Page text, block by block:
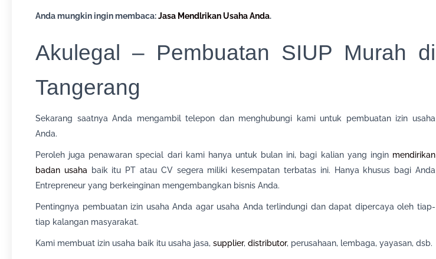
Anda mungkin ingin membaca:Jasa Mendlrikan Usaha Anda.
Akulegal – Pembuatan SIUP Murah di
Tangerang
Sekarang saatnya Anda mengambil telepon dan menghubungi kami untuk pembuatan izin usaha
Anda.
Peroleh juga penawaran special dari kami hanya untuk bulan ini, bagi kalian yang ingin mendirikan
badan usaha baik itu PT atau CV segera miliki kesempatan terbatas ini. Hanya khusus bagi Anda
Entrepreneur yang berkeinginan mengembangkan bisnis Anda.
Pentingnya pembuatan izin usaha Anda agar usaha Anda terlindungi dan dapat dipercaya oleh tiap-
tiap kalangan masyarakat.
Kami membuat izin usaha baik itu usaha jasa, supplier, distributor, perusahaan, lembaga, yayasan, dsb.